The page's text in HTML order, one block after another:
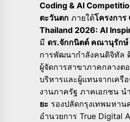
Coding & AI
ตะวันตก ภายใต้โครงการ
Thailand 2026: AI
มี ดร.จักกนิตต์ คณานุรักษ์
การพัฒนากำลังคนดิจิทัล
ผู้จัดการสาขาภาคกลางต
บริหารและผู้แทนจากเครื
งานภาครัฐ ภาคเอกชน น
ยะ รองปลัดกรุงเทพมหาน
อำนวยการ True Digital